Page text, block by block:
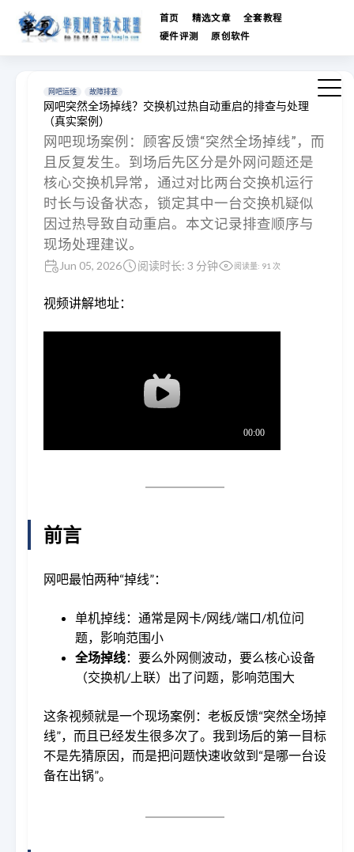
首页 精选文章
全套教程
硬件评测
原创软件
网吧运维 故障排查
网吧突然全场掉线？交换机过热自动重启的排查与处理
（真实案例）
网吧现场案例：顾客反馈“突然全场掉线”，而
且反复发生。到场后先区分是外网问题还是
核心交换机异常，通过对比两台交换机运行
时长与设备状态，锁定其中一台交换机疑似
因过热导致自动重启。本文记录排查顺序与
现场处理建议。
Jun 05, 2026 阅读时长: 3 分钟 阅读量: 91 次
视频讲解地址：
前言
网吧最怕两种“掉线”：
单机掉线：通常是网卡/网线/端口/机位问
题，影响范围小
全场掉线：要么外网侧波动，要么核心设备
（交换机/上联）出了问题，影响范围大
这条视频就是一个现场案例：老板反馈“突然全场掉
线”，而且已经发生很多次了。我到场后的第一目标
不是先猜原因，而是把问题快速收敛到“是哪一台设
备在出锅”。